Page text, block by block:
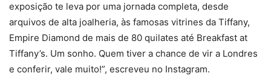
exposição te leva por uma jornada completa, desde
arquivos de alta joalheria, às famosas vitrines da Tiffany,
Empire Diamond de mais de 80 quilates até Breakfast at
Tiffany’s. Um sonho. Quem tiver a chance de vir a Londres
e conferir, vale muito!”, escreveu no Instagram.